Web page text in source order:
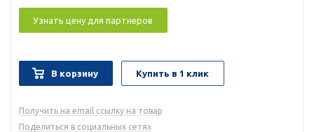
Узнать цену для партнеров
В корзину Купить в 1 клик
Получить на email ссылку на товар
Поделиться в социальных сетях